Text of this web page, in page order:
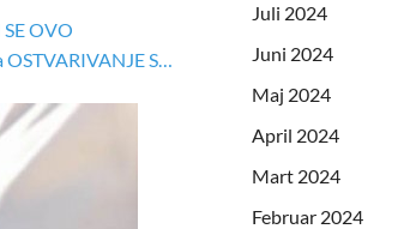
OVO
OSTVARIVANJE S…
Juli 2024
Juni 2024
Maj 2024
April 2024
Mart 2024
Februar 2024